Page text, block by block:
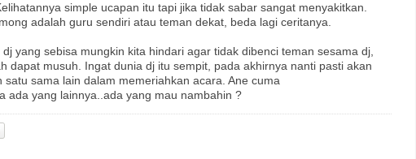
simple ucapan itu tapi jika tidak sabar sangat menyakitkan.
adalah guru sendiri atau teman dekat, beda lagi ceritanya.
yang sebisa mungkin kita hindari agar tidak dibenci teman sesama dj,
dapat musuh. Ingat dunia dj itu sempit, pada akhirnya nanti pasti akan
satu sama lain dalam memeriahkan acara. Ane cuma
ada yang lainnya..ada yang mau nambahin ?